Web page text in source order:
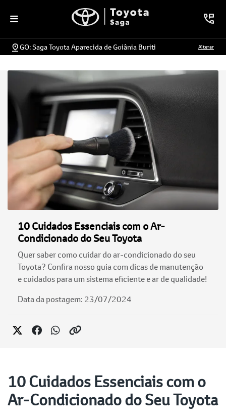
GO: Saga Toyota Aparecida de Goiânia Buriti Alterar
10 Cuidados Essenciais com o Ar-
Condicionado do Seu Toyota
Quer saber como cuidar do ar-condicionado do seu
Toyota? Confira nosso guia com dicas de manutenção
e cuidados para um sistema eficiente e ar de qualidade!
Data da postagem: 23/07/2024
10 Cuidados Essenciais com o
Ar-Condicionado do Seu Toyota